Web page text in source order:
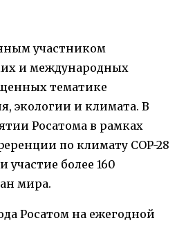
участником
и международных
тематике
экологии и климата. В
Росатома в рамках
по климату COP-28
более 160
мира.
Росатом на ежегодной